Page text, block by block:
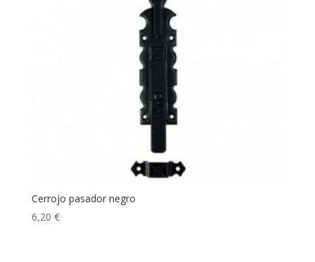
Cerrojo pasador negro
6,20 €